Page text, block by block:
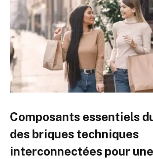
Composants essentiels
des briques techniques
interconnectées pour